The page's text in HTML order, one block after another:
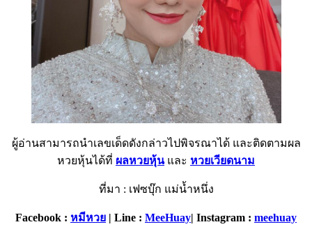
ผู้อ่านสามารถนำเลขเด็ดดังกล่าวไปพิจรณาได้ และติดตามผล
หวยหุ้นได้ที่ ผลหวยหุ้นและ หวยเวียดนาม
ที่มา : เฟซบุ๊ก แม่น้ำหนึ่ง
Facebook : หมีหวย | Line : MeeHuay| Instagram : meehuay